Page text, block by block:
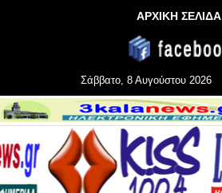
ΑΡΧΙΚΗ ΣΕΛΙΔΑ
Σάββατο, 8 Αυγούστου 2026